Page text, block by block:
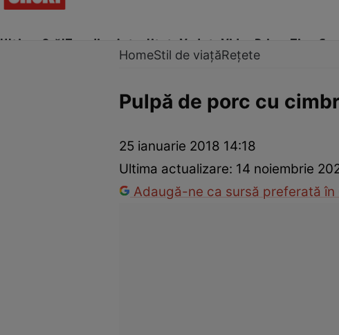
Ultima Oră!Trending Actualitate Vedete Video Prime Time
Dragoste și SexEvenimente
HomeStil de viațăRețete
Pulpă de porc cu
25 ianuarie 2018 14:18
Ultima actualizare: 14 noiembrie
Adaugă-ne ca sursă preferată în